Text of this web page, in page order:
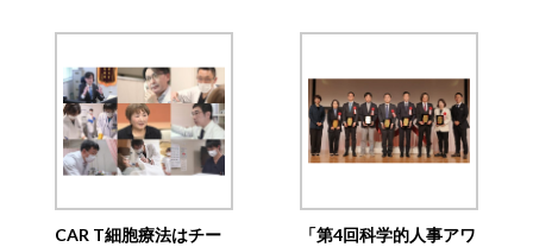
CAR T細胞療法はチー
「第4回科学的人事アワ